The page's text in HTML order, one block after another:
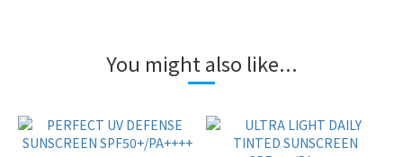
You might also like...